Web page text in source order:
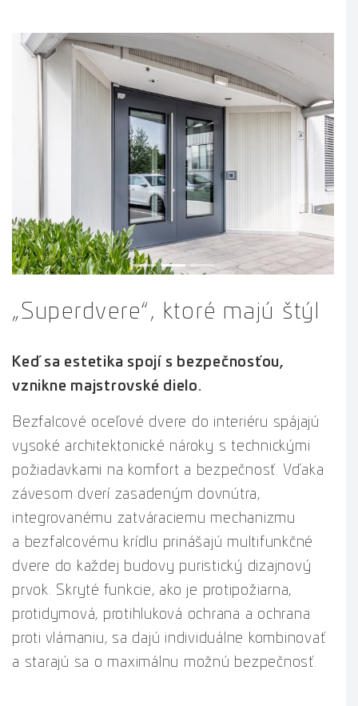
Next
„Superdvere“, ktoré majú štýl
Keď sa estetika spojí s bezpečnosťou,
vznikne majstrovské dielo.
Bezfalcové oceľové dvere do interiéru spájajú
vysoké architektonické nároky s technickými
požiadavkami na komfort a bezpečnosť. Vďaka
závesom dverí zasadeným dovnútra,
integrovanému zatváraciemu mechanizmu
a bezfalcovému krídlu prinášajú multifunkčné
dvere do každej budovy puristický dizajnový
prvok. Skryté funkcie, ako je protipožiarna,
protidymová, protihluková ochrana a ochrana
proti vlámaniu, sa dajú individuálne kombinovať
a starajú sa o maximálnu možnú bezpečnosť.